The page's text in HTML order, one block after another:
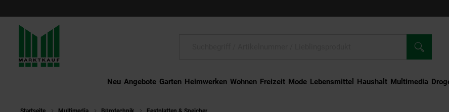
Neu Angebote Garten Heimwerken Wohnen Freizeit Mode Lebensmittel Haushalt Multimedia